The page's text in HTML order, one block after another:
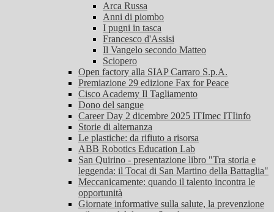
Arca Russa
Anni di piombo
I pugni in tasca
Francesco d'Assisi
Il Vangelo secondo Matteo
Sciopero
Open factory alla SIAP Carraro S.p.A.
Premiazione 29 edizione Fax for Peace
Cisco Academy Il Tagliamento
Dono del sangue
Career Day 2 dicembre 2025 ITImec ITIinfo
Storie di alternanza
Le plastiche: da rifiuto a risorsa
ABB Robotics Education Lab
San Quirino - presentazione libro "Tra storia e
leggenda: il Tocai di San Martino della Battaglia"
Meccanicamente: quando il talento incontra le
opportunità
Giornate informative sulla salute, la prevenzione